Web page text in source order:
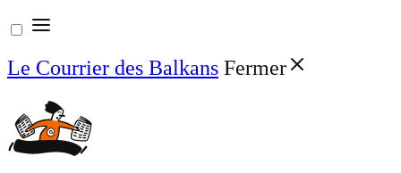
Aller
au
contenu
Le Courrier des Balkans Fermer